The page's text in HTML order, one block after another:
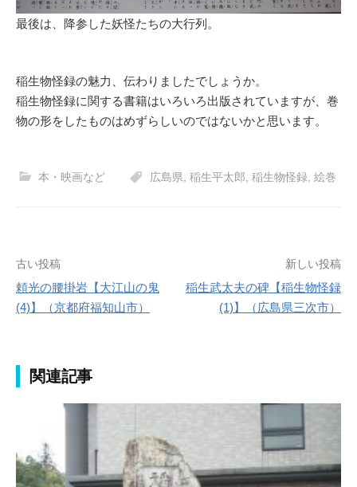
最後は、降参した妖怪たちの大行列。
稲生物怪録の魅力、伝わりましたでしょうか。
稲生物怪録に関する書籍はいろいろ出版されていますが、巻
物の形をしたものはめずらしいのではないかと思います。
本・映画など 広島県 稲生平太郎 稲生物怪録 絵巻
投
稿
ゲ
ョ
古い投稿
頼光の腰掛岩【大江山の鬼
(4)】（京都府福知山市）
新しい投稿
稲生武太夫の碑【稲生物怪録
(1)】（広島県三次市）
関連記事